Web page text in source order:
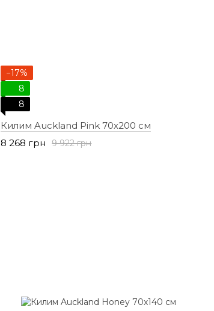
−17%
8
8
Килим Auckland Pink 70х200 см
9 922 грн
8 268 грн